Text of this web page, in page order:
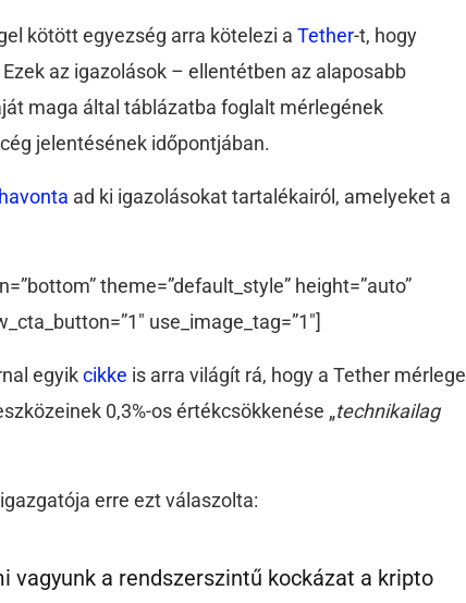
kötött egyezség arra kötelezi aTether-t, hogy
az igazolások – ellentétben az alaposabb
maga által táblázatba foglalt mérlegének
jelentésének időpontjában.
havonta ad ki igazolásokat tartalékairól, amelyeket a
theme=”default_style” height=”auto”
use_image_tag=”1″]
egyikcikke is arra világít rá, hogy a Tether mérlege
0,3%-os értékcsökkenése „technikailag
erre ezt válaszolta:
vagyunk a rendszerszintű kockázat a kripto